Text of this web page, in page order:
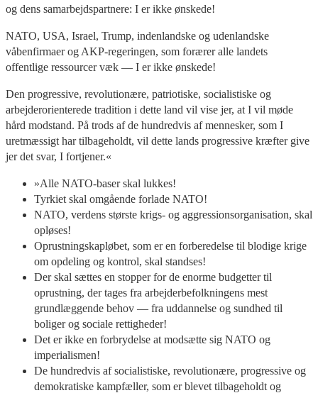
og dens samarbejdspartnere: I er ikke ønskede!
NATO, USA, Israel, Trump, indenlandske og udenlandske
våbenfirmaer og AKP-regeringen, som forærer alle landets
offentlige ressourcer væk — I er ikke ønskede!
Den progressive, revolutionære, patriotiske, socialistiske og
arbejderorienterede tradition i dette land vil vise jer, at I vil møde
hård modstand. På trods af de hundredvis af mennesker, som I
uretmæssigt har tilbageholdt, vil dette lands progressive kræfter give
jer det svar, I fortjener.«
»Alle NATO-baser skal lukkes!
Tyrkiet skal omgående forlade NATO!
NATO, verdens største krigs- og aggressionsorganisation, skal
opløses!
Oprustningskapløbet, som er en forberedelse til blodige krige
om opdeling og kontrol, skal standses!
Der skal sættes en stopper for de enorme budgetter til
oprustning, der tages fra arbejderbefolkningens mest
grundlæggende behov — fra uddannelse og sundhed til
boliger og sociale rettigheder!
Det er ikke en forbrydelse at modsætte sig NATO og
imperialismen!
De hundredvis af socialistiske, revolutionære, progressive og
demokratiske kampfæller, som er blevet tilbageholdt og